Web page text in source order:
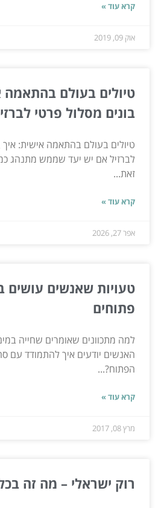
קרא עוד »
אוק 09, 2019
טיולים בעולם בהתאמה
בונים מסלול פרטי
טיולים בעולם בהתאמה אישית: איך
לברזיל אם יש יעד שממש מתנהג
זאת...
קרא עוד »
אפר 27, 2026
טעויות שאנשים עושים
פתוחים
למה מתכוונים שאומרים שחייה
האנשים יודעים איך להתמודד עם
הפתוח?...
קרא עוד »
מרץ 08, 2017
רוק ישראלי – מה זה